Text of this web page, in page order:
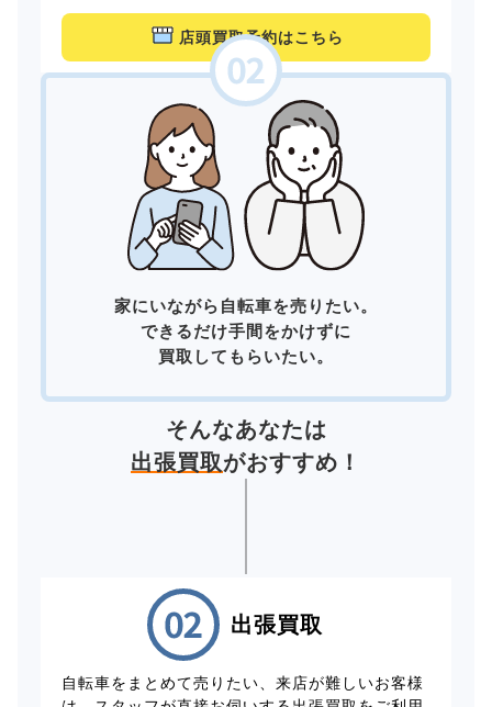
店頭買取予約はこちら
家にいながら自転車を売りたい。
できるだけ手間をかけずに
買取してもらいたい。
そんなあなたは
出張買取がおすすめ！
出張買取
自転車をまとめて売りたい、来店が難しいお客様